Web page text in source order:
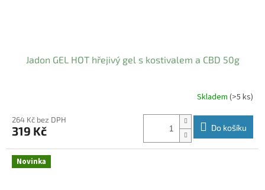
Jadon GEL HOT hřejivý gel s kostivalem a CBD 50g
produktu
je
z
5
Skladem(>5 ks)
264 Kč bez DPH
319 Kč Do košíku
Novinka